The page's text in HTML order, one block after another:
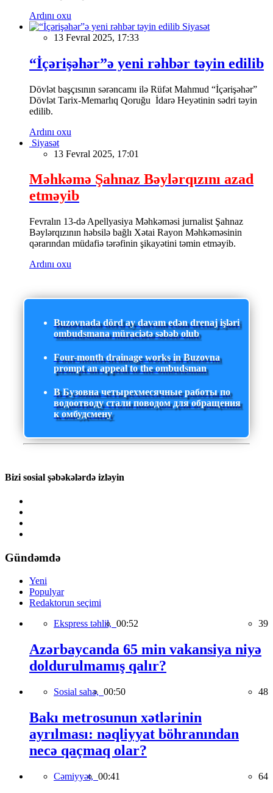
Ardını oxu
Siyasət
13 Fevral 2025, 17:33
“İçərişəhər”ə yeni rəhbər təyin edilib
Dövlət başçısının sərəncamı ilə Rüfət Mahmud “İçərişəhər”
Dövlət Tarix-Memarlıq Qoruğu İdarə Heyətinin sədri təyin
edilib.
Ardını oxu
Siyasət
13 Fevral 2025, 17:01
Məhkəmə Şahnaz Bəylərqızını azad
etməyib
Fevralın 13-də Apellyasiya Məhkəməsi jurnalist Şahnaz
Bəylərqızının həbsilə bağlı Xətai Rayon Məhkəməsinin
qərarından müdafiə tərəfinin şikayətini təmin etməyib.
Ardını oxu
Buzovnada dörd ay davam edən drenaj işləri
ombudsmana müraciətə səbəb olub
Four-month drainage works in Buzovna
prompt an appeal to the ombudsman
В Бузовна четырехмесячные работы по
водоотводу стали поводом для обращения
к омбудсмену
Bizi sosial şəbəkələrdə izləyin
Gündəmdə
Yeni
Populyar
Redaktorun seçimi
Ekspress təhlil, 00:52 39
Azərbaycanda 65 min vakansiya niyə
doldurulmamış qalır?
Sosial sahə, 00:50 48
Bakı metrosunun xətlərinin
ayrılması: nəqliyyat böhranından
necə qaçmaq olar?
Cəmiyyət, 00:41 64